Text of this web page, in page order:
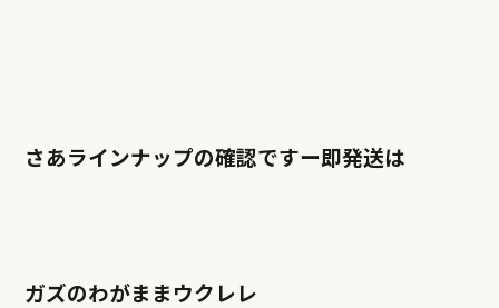
さあラインナップの確認ですー即発送は
ガズのわがままウクレレ